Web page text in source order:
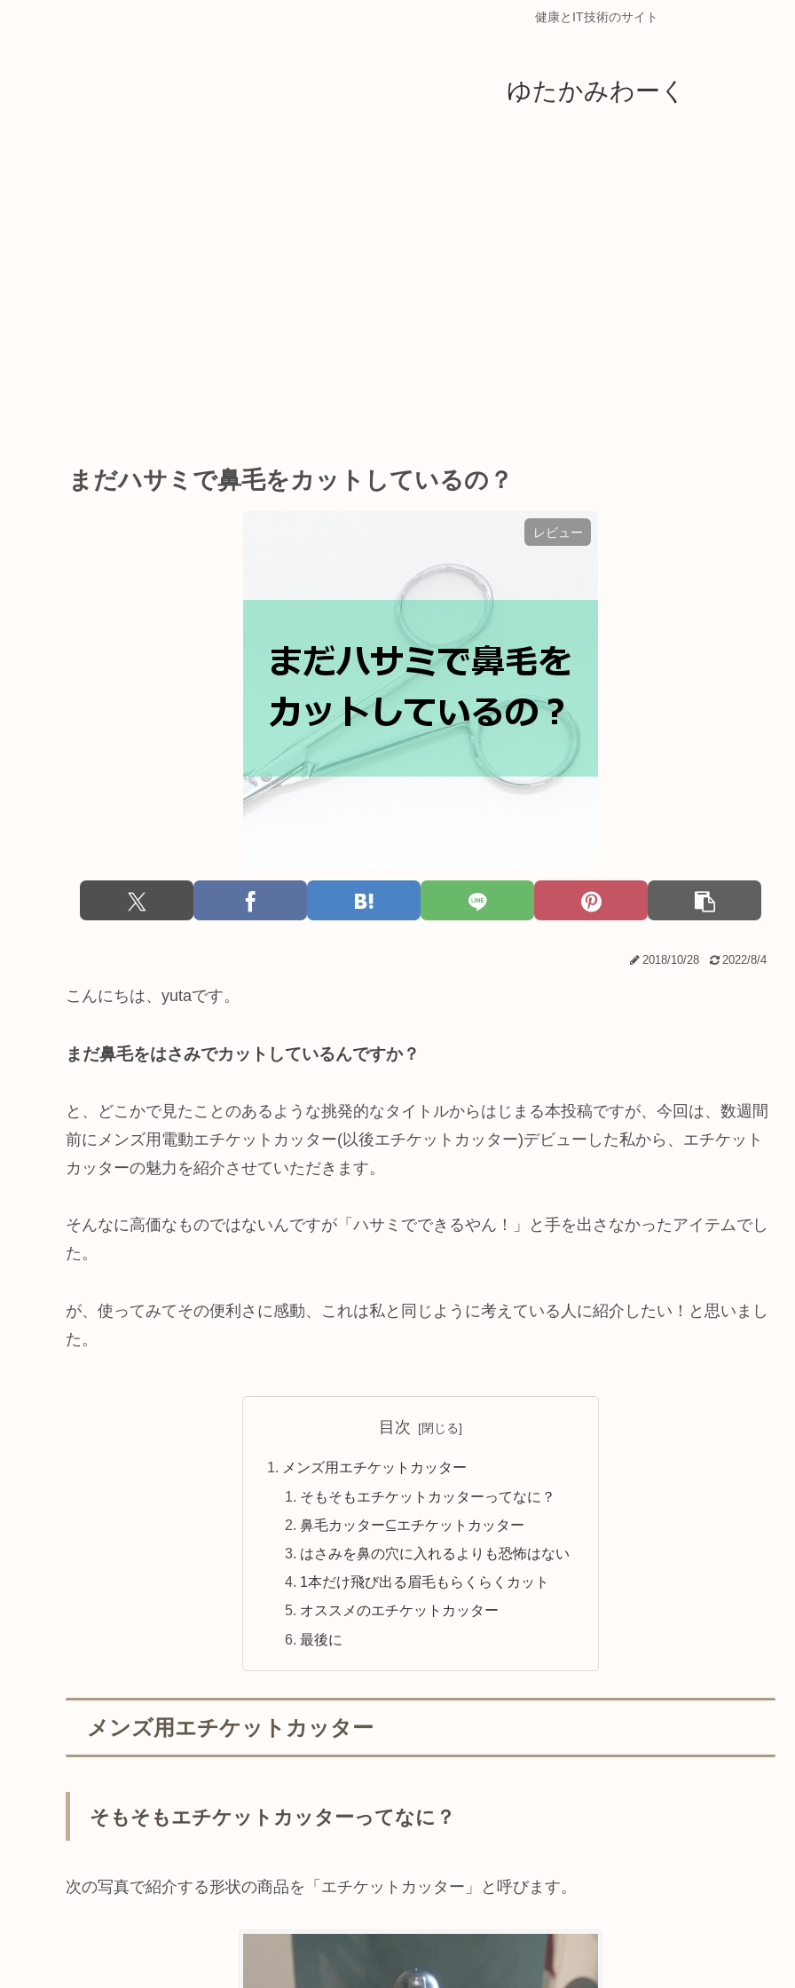
健康とIT技術のサイト
ゆたかみわーく
まだハサミで鼻毛をカットしているの？
レビュー
2018/10/28 2022/8/4
こんにちは、yutaです。
まだ鼻毛をはさみでカットしているんですか？
と、どこかで見たことのあるような挑発的なタイトルからはじまる本投稿ですが、今回は、数週間
前にメンズ用電動エチケットカッター(以後エチケットカッター)デビューした私から、エチケット
カッターの魅力を紹介させていただきます。
そんなに高価なものではないんですが「ハサミでできるやん！」と手を出さなかったアイテムでし
た。
が、使ってみてその便利さに感動、これは私と同じように考えている人に紹介したい！と思いまし
た。
目次
メンズ用エチケットカッター
そもそもエチケットカッターってなに？
鼻毛カッター⊆エチケットカッター
はさみを鼻の穴に入れるよりも恐怖はない
1本だけ飛び出る眉毛もらくらくカット
オススメのエチケットカッター
最後に
メンズ用エチケットカッター
そもそもエチケットカッターってなに？
次の写真で紹介する形状の商品を「エチケットカッター」と呼びます。